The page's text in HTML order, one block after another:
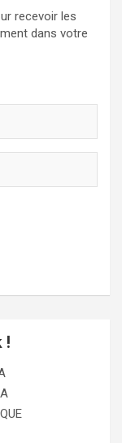
recevoir les
dans votre
!